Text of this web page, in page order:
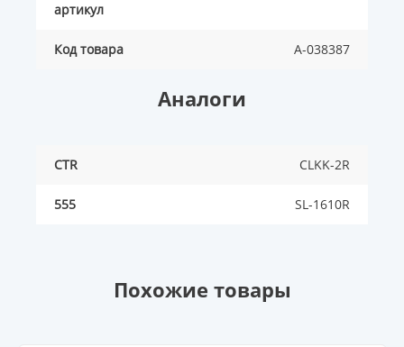
артикул
Код товара A-038387
Аналоги
CTR CLKK-2R
555 SL-1610R
Похожие товары